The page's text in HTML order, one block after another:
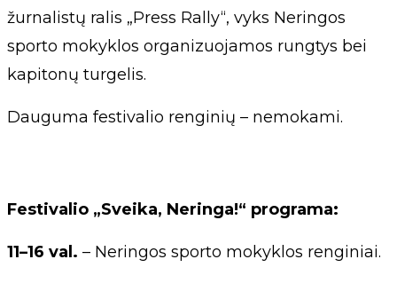
žurnalistų ralis „Press Rally“, vyks Neringos
sporto mokyklos organizuojamos rungtys bei
kapitonų turgelis.
Dauguma festivalio renginių – nemokami.
Festivalio „Sveika, Neringa!“ programa:
11–16 val. – Neringos sporto mokyklos renginiai.